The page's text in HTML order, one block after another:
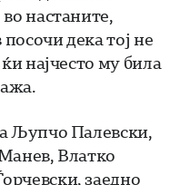
настаните,
дека тој не
најчесто му била
Љупчо Палевски,
Влатко
заедно